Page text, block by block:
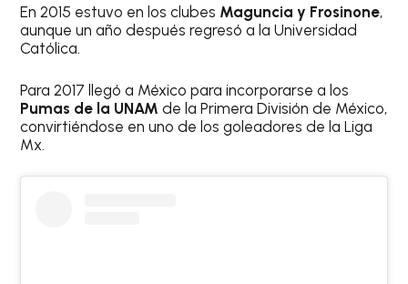
En 2015 estuvo en los clubes Maguncia y Frosinone,
aunque un año después regresó a la Universidad
Católica.
Para 2017 llegó a México para incorporarse a los
Pumas de la UNAM de la Primera División de México,
convirtiéndose en uno de los goleadores de la Liga
Mx.